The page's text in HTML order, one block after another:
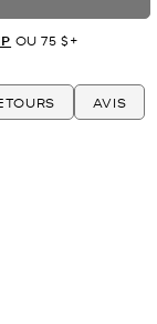
OU 75 $+
AVIS